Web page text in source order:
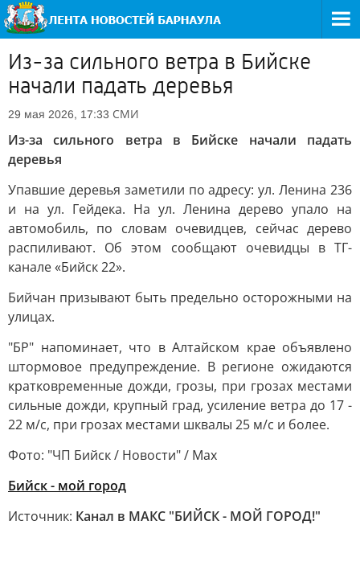
Из-за сильного ветра в Бийске
начали падать деревья
29 мая 2026, 17:33 СМИ
Из-за сильного ветра в Бийске начали падать
деревья
Упавшие деревья заметили по адресу: ул. Ленина 236
и на ул. Гейдека. На ул. Ленина дерево упало на
автомобиль, по словам очевидцев, сейчас дерево
распиливают. Об этом сообщают очевидцы в ТГ-
канале «Бийск 22».
Бийчан призывают быть предельно осторожными на
улицах.
"БР" напоминает, что в Алтайском крае объявлено
штормовое предупреждение. В регионе ожидаются
кратковременные дожди, грозы, при грозах местами
сильные дожди, крупный град, усиление ветра до 17 -
22 м/с, при грозах местами шквалы 25 м/с и более.
Фото: "ЧП Бийск / Новости" / Мах
Бийск - мой город
Источник: Канал в МАКС "БИЙСК - МОЙ ГОРОД!"